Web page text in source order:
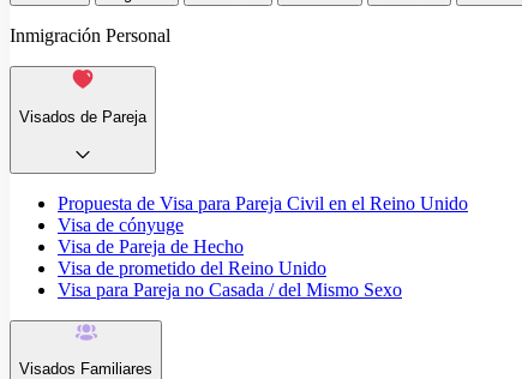
Inmigración Personal
Visados de Pareja
Propuesta de Visa para Pareja Civil en el Reino Unido
Visa de cónyuge
Visa de Pareja de Hecho
Visa de prometido del Reino Unido
Visa para Pareja no Casada / del Mismo Sexo
Visados Familiares